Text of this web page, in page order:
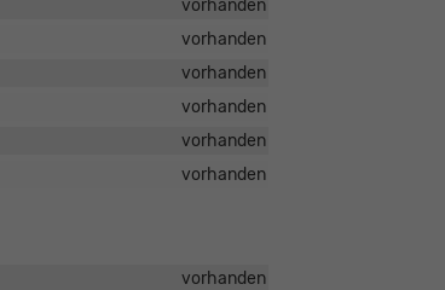
vorhanden
vorhanden
vorhanden
vorhanden
vorhanden
vorhanden
vorhanden